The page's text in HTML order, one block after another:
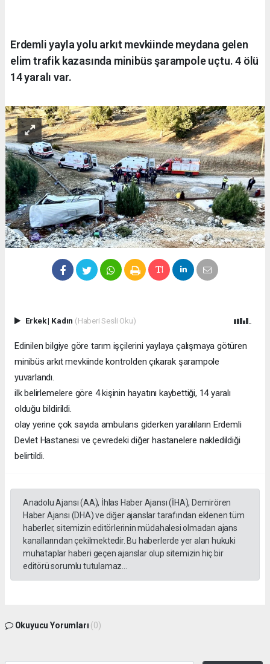
Erdemli yayla yolu arkıt mevkiinde meydana gelen
elim trafik kazasında minibüs şarampole uçtu. 4 ölü
14 yaralı var.
Erkek| Kadın (Haberi Sesli Oku)
Edinilen bilgiye göre tarım işçilerini yaylaya çalışmaya götüren
minibüs arkıt mevkiinde kontrolden çıkarak şarampole
yuvarlandı.
ilk belirlemelere göre 4 kişinin hayatını kaybettiği, 14 yaralı
olduğu bildirildi.
olay yerine çok sayıda ambulans giderken yaralıların Erdemli
Devlet Hastanesi ve çevredeki diğer hastanelere nakledildiği
belirtildi.
Anadolu Ajansı (AA), İhlas Haber Ajansı (İHA), Demirören
Haber Ajansı (DHA) ve diğer ajanslar tarafından eklenen tüm
haberler, sitemizin editörlerinin müdahalesi olmadan ajans
kanallarından çekilmektedir. Bu haberlerde yer alan hukuki
muhataplar haberi geçen ajanslar olup sitemizin hiç bir
editörü sorumlu tutulamaz...
Okuyucu Yorumları (0)